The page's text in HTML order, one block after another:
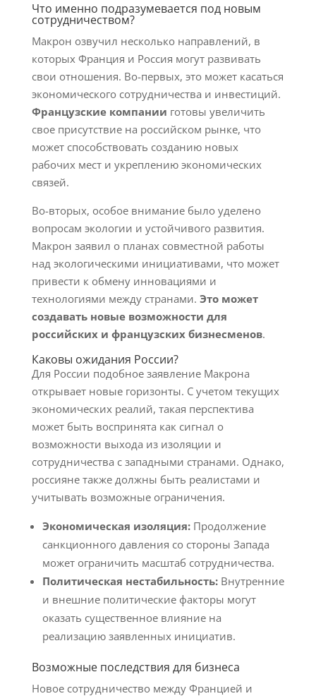
Что именно подразумевается под новым
сотрудничеством?
Макрон озвучил несколько направлений, в
которых Франция и Россия могут развивать
свои отношения. Во-первых, это может касаться
экономического сотрудничества и инвестиций.
Французские компании готовы увеличить
свое присутствие на российском рынке, что
может способствовать созданию новых
рабочих мест и укреплению экономических
связей.
Во-вторых, особое внимание было уделено
вопросам экологии и устойчивого развития.
Макрон заявил о планах совместной работы
над экологическими инициативами, что может
привести к обмену инновациями и
технологиями между странами. Это может
создавать новые возможности для
российских и французских бизнесменов.
Каковы ожидания России?
Для России подобное заявление Макрона
открывает новые горизонты. С учетом текущих
экономических реалий, такая перспектива
может быть воспринята как сигнал о
возможности выхода из изоляции и
сотрудничества с западными странами. Однако,
россияне также должны быть реалистами и
учитывать возможные ограничения.
Экономическая изоляция:Продолжение
санкционного давления со стороны Запада
может ограничить масштаб сотрудничества.
Политическая нестабильность:Внутренние
и внешние политические факторы могут
оказать существенное влияние на
реализацию заявленных инициатив.
Возможные последствия для бизнеса
Новое сотрудничество между Францией и